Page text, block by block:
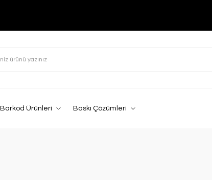
Barkod Ürünleri Baskı Çözümleri